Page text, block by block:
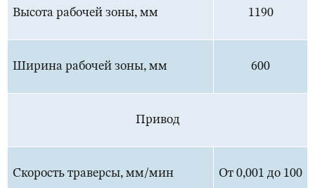
Высота рабочей зоны, мм 1190
Ширина рабочей зоны, мм 600
Привод
Скорость траверсы, мм/мин От 0,001 до 100